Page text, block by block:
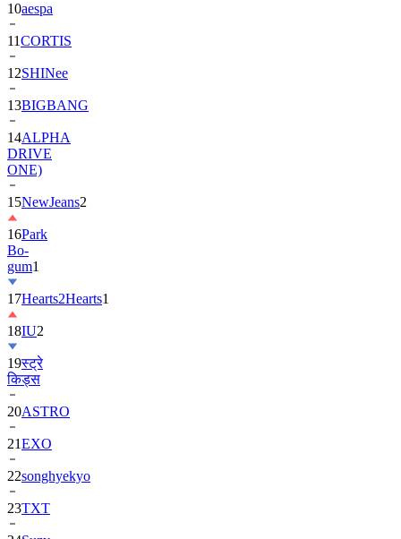
10aespa
11CORTIS
12SHINee
13BIGBANG
14ALPHA
DRIVE
ONE)
15NewJeans2
16Park
Bo-
gum1
17Hearts2Hearts1
18IU2
19स्ट्रे
किड्स
20ASTRO
21EXO
22songhyekyo
23TXT